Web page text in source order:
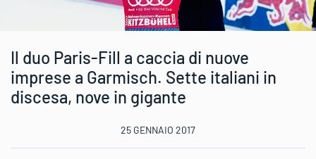
Il duo Paris-Fill a caccia di nuove
imprese a Garmisch. Sette italiani in
discesa, nove in gigante
25 GENNAIO 2017